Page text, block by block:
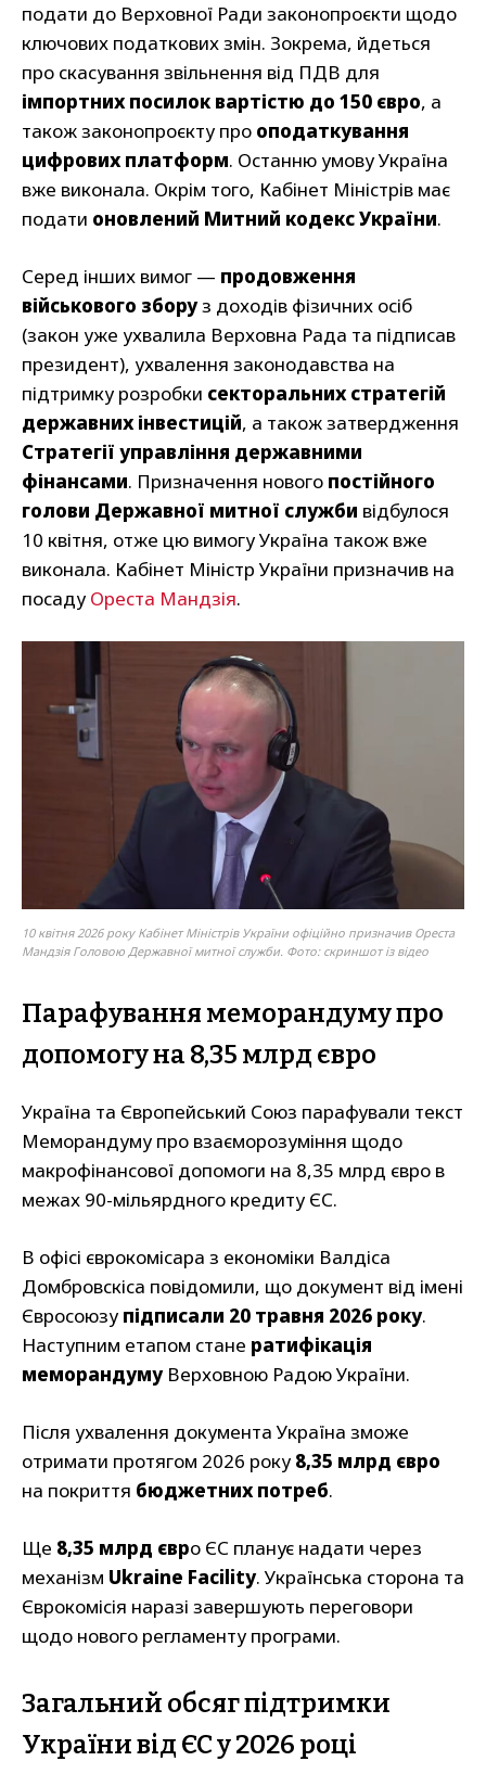
подати до Верховної Ради законопроєкти щодо
ключових податкових змін. Зокрема, йдеться
про скасування звільнення від ПДВ для
імпортних посилок вартістю до 150 євро, а
також законопроєкту про оподаткування
цифрових платформ. Останню умову Україна
вже виконала. Окрім того, Кабінет Міністрів має
подати оновлений Митний кодекс України.
Серед інших вимог — продовження
військового зборуз доходів фізичних осіб
(закон уже ухвалила Верховна Рада та підписав
президент), ухвалення законодавства на
підтримку розробки секторальних стратегій
державних інвестицій, а також затвердження
Стратегії управління державними
фінансами. Призначення нового постійного
голови Державної митної служби відбулося
10 квітня, отже цю вимогу Україна також вже
виконала. Кабінет Міністр України призначив на
посаду Ореста Мандзія.
10 квітня 2026 року Кабінет Міністрів України офіційно призначив Ореста
Мандзія Головою Державної митної служби. Фото: скриншот із відео
Парафування меморандуму про
допомогу на 8,35 млрд євро
Україна та Європейський Союз парафували текст
Меморандуму про взаєморозуміння щодо
макрофінансової допомоги на 8,35 млрд євро в
межах 90-мільярдного кредиту ЄС.
В офісі єврокомісара з економіки Валдіса
Домбровскіса повідомили, що документ від імені
Євросоюзу підписали 20 травня 2026 року.
Наступним етапом стане ратифікація
меморандумуВерховною Радою України.
Після ухвалення документа Україна зможе
отримати протягом 2026 року 8,35 млрд євро
на покриття бюджетних потреб.
Ще 8,35 млрд євро ЄС планує надати через
механізм Ukraine Facility. Українська сторона та
Єврокомісія наразі завершують переговори
щодо нового регламенту програми.
Загальний обсяг підтримки
України від ЄС у 2026 році